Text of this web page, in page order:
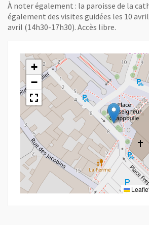
À noter également : la paroisse de la
également des visites guidées les 10
avril (14h30-17h30). Accès libre.
+
−